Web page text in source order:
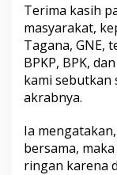
Terima kasih
masyarakat,
Tagana, GNE,
BPKP, BPK,
kami sebutkan
akrabnya.
Ia
bersama,
ringan karena